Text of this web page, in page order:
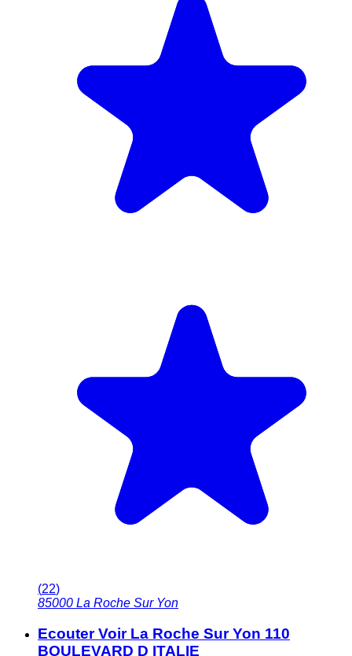
(22)
85000 La Roche Sur Yon
Ecouter Voir La Roche Sur Yon 110
BOULEVARD D ITALIE